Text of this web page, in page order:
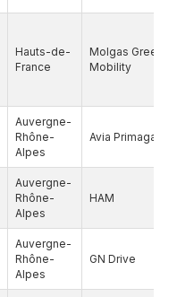
Hauts-de-
France
Molgas Green
Mobility
Auvergne-
Rhône-
Alpes
Avia Primagaz
Auvergne-
Rhône-
Alpes
HAM
Auvergne-
Rhône-
Alpes
GN Drive